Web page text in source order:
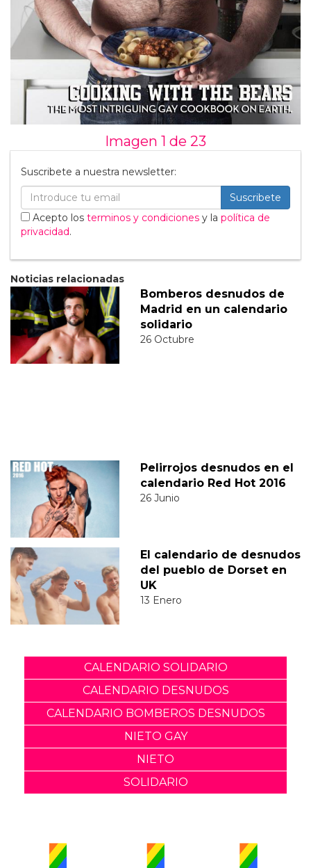
Imagen 1 de 23
Suscribete a nuestra newsletter:
Suscribete
Acepto los terminos y condiciones y la política de
privacidad.
Noticias relacionadas
Bomberos desnudos de
Madrid en un calendario
solidario
26 Octubre
Pelirrojos desnudos en el
calendario Red Hot 2016
26 Junio
El calendario de desnudos
del pueblo de Dorset en
UK
13 Enero
CALENDARIO SOLIDARIO
CALENDARIO DESNUDOS
CALENDARIO BOMBEROS DESNUDOS
NIETO GAY
NIETO
SOLIDARIO